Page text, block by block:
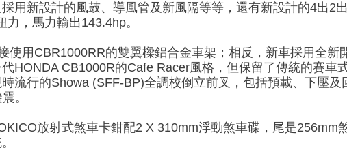
用新設計的風鼓、導風管及新風隔等等，還有新設計的4出2
，馬力輸出143.4hp。
使用CBR1000RR的雙翼樑鋁合金車架；相反，新車採用全新
HONDA CB1000R的Cafe Racer風格，但保留了傳統的賽車
流行的Showa (SFF-BP)全調校倒立前叉，包括預載、下壓
。
放射式煞車卡鉗配2 X 310mm浮動煞車碟，尾是256mm